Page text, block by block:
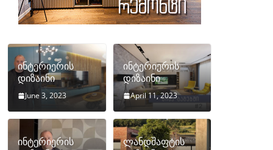
ინტერიერის
დიზაინი
June 3, 2023
ინტერიერის
დიზაინი
April 11, 2023
ინტერიერის
ლანდშაფტის